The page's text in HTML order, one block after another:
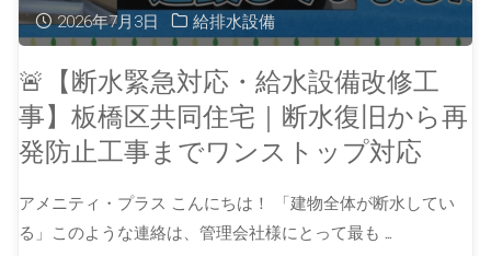
2026年7月3日 給排水設備
🚨【断水緊急対応・給水設備改修工
事】板橋区共同住宅｜断水復旧から再
発防止工事までワンストップ対応
アメニティ・プラス こんにちは！ 「建物全体が断水してい
る」このような連絡は、管理会社様にとって最も …